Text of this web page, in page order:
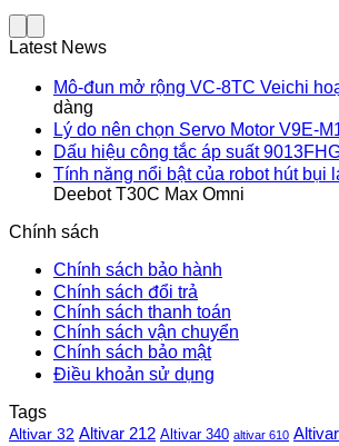
Latest News
Mô-đun mở rộng VC-8TC Veichi
dàng
Lý do nên chọn Servo Motor V9E-
Dấu hiệu công tắc áp suất
Tính năng nổi bật của robot hút bụi
Deebot T30C Max Omni
Chính sách
Chính sách bảo hành
Chính sách đổi trả
Chính sách thanh toán
Chính sách vận chuyển
Chính sách bảo mật
Điều khoản sử dụng
Tags
Altivar 32 Altivar 212 Altivar 340 altivar 610